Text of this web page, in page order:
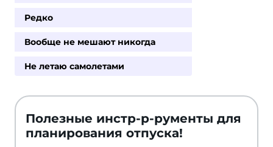
Редко
Вообще не мешают никогда
Не летаю самолетами
Полезные инстр-р-рументы для
планирования отпуска!